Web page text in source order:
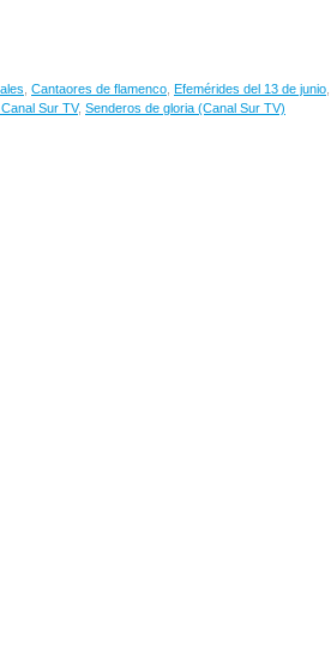
Cantaores de flamenco Efemérides del 13 de junio
Sur TV, Senderos de gloria (Canal Sur TV)